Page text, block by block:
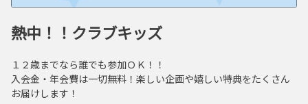
熱中！！クラブキッズ
１２歳までなら誰でも参加ＯＫ！！
入会金・年会費は一切無料！楽しい企画や嬉しい特典をたくさん
お届けします！